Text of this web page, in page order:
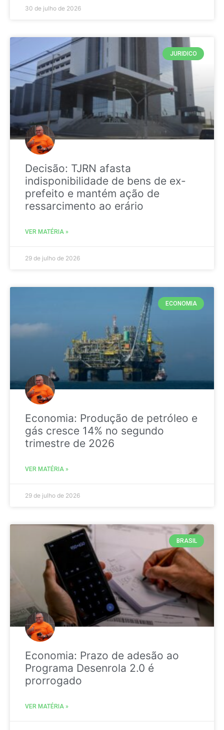
30 de julho de 2026
JURIDICO
Decisão: TJRN afasta
indisponibilidade de bens de ex-
prefeito e mantém ação de
ressarcimento ao erário
VER MATÉRIA »
29 de julho de 2026
ECONOMIA
Economia: Produção de petróleo e
gás cresce 14% no segundo
trimestre de 2026
VER MATÉRIA »
29 de julho de 2026
BRASIL
Economia: Prazo de adesão ao
Programa Desenrola 2.0 é
prorrogado
VER MATÉRIA »